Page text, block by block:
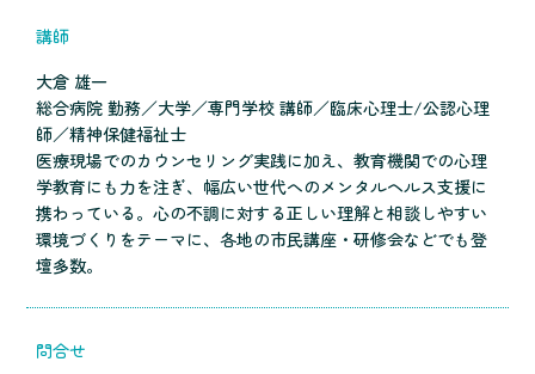
講師
大倉 雄一
総合病院 勤務／大学／専門学校 講師／臨床心理士/公認心理
師／精神保健福祉士
医療現場でのカウンセリング実践に加え、教育機関での心理
学教育にも力を注ぎ、幅広い世代へのメンタルヘルス支援に
携わっている。心の不調に対する正しい理解と相談しやすい
環境づくりをテーマに、各地の市民講座・研修会などでも登
壇多数。
問合せ